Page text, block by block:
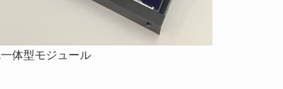
体型モジュール